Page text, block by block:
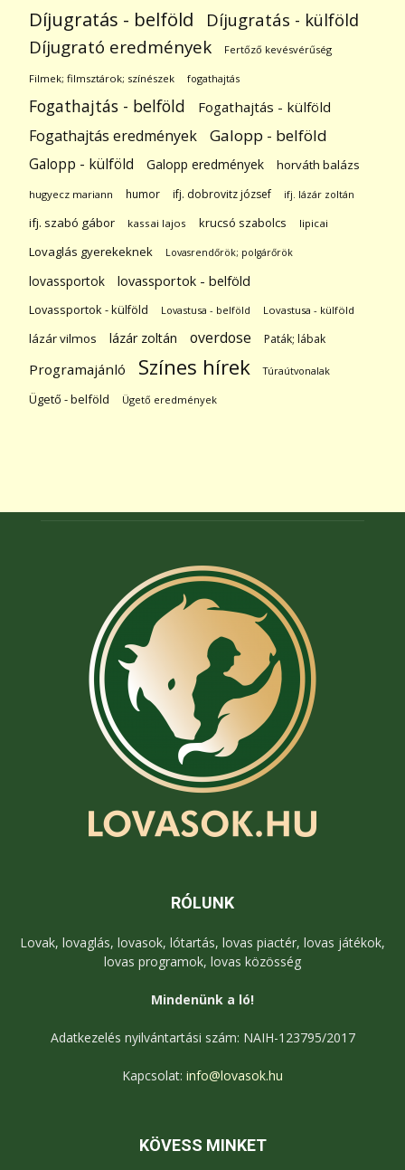
Díjugratás - belföld Díjugratás - külföld
Díjugrató eredmények Fertőző kevésvérűség
Filmek; filmsztárok; színészek fogathajtás
Fogathajtás - belföld Fogathajtás - külföld
Fogathajtás eredmények Galopp - belföld
Galopp - külföld Galopp eredmények horváth balázs
hugyecz mariann humor ifj. dobrovitz józsef ifj. lázár zoltán
ifj. szabó gábor kassai lajos krucsó szabolcs lipicai
Lovaglás gyerekeknek Lovasrendőrök; polgárőrök
lovassportok lovassportok - belföld
Lovassportok - külföld Lovastusa - belföld Lovastusa - külföld
lázár vilmos lázár zoltán overdose Paták; lábak
Programajánló Színes hírek Túraútvonalak
Ügető - belföld Ügető eredmények
RÓLUNK
Lovak, lovaglás, lovasok, lótartás, lovas piactér, lovas játékok,
lovas programok, lovas közösség
Mindenünk a ló!
Adatkezelés nyilvántartási szám: NAIH-123795/2017
Kapcsolat: info@lovasok.hu
KÖVESS MINKET